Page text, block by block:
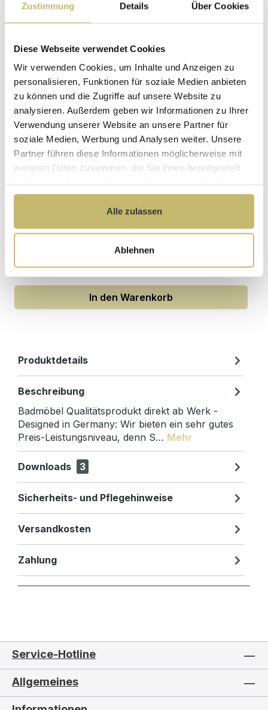
Zustimmung Details Über Cookies
Diese Webseite verwendet Cookies
Wir verwenden Cookies, um Inhalte und Anzeigen zu
personalisieren, Funktionen für soziale Medien anbieten
zu können und die Zugriffe auf unsere Website zu
analysieren. Außerdem geben wir Informationen zu Ihrer
Verwendung unserer Website an unsere Partner für
soziale Medien, Werbung und Analysen weiter. Unsere
Partner führen diese Informationen möglicherweise mit
weiteren Daten zusammen, die Sie ihnen bereitgestellt
gesammelt haben.
Alle zulassen
Ablehnen
Designed in
Germany
1 Monat risikofreies
Produktgalerie überspringen
Passend dazu
Doppelwaschtische
Sofort lieferbar 11.08-13.08.
129,80 €*
In den Warenkorb
Produktdetails
Beschreibung
Badmöbel Qualitätsprodukt direkt ab Werk -
Designed in Germany: Wir bieten ein sehr gutes
Preis-Leistungsniveau, denn S… Mehr
Downloads 3
Sicherheits- und Pflegehinweise
Versandkosten
Zahlung
Service-Hotline
Allgemeines